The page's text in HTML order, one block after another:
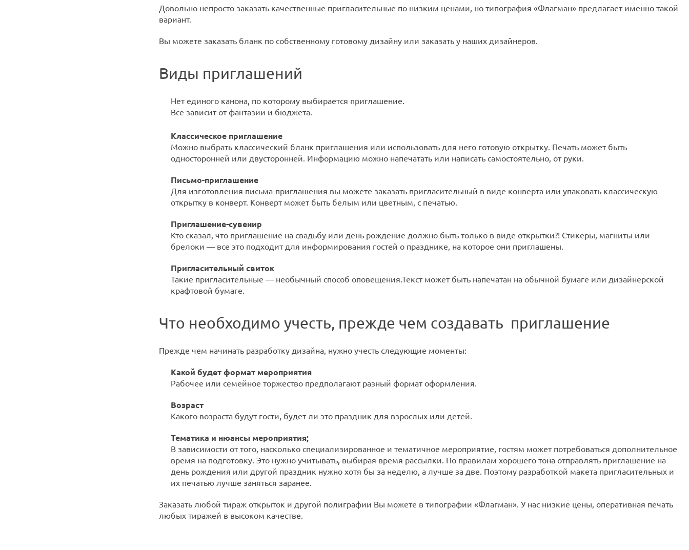
Довольно непросто заказать качественные пригласительные по низким ценами, но типография «Флагман» предлагает именно такой
вариант.
Вы можете заказать бланк по собственному готовому дизайну или заказать у наших дизайнеров.
Виды приглашений
Нет единого канона, по которому выбирается приглашение.
Все зависит от фантазии и бюджета.
Классическое приглашение
Можно выбрать классический бланк приглашения или использовать для него готовую открытку. Печать может быть
односторонней или двусторонней. Информацию можно напечатать или написать самостоятельно, от руки.
Письмо-приглашение
Для изготовления письма-приглашения вы можете заказать пригласительный в виде конверта или упаковать классическую
открытку в конверт. Конверт может быть белым или цветным, с печатью.
Приглашение-сувенир
Кто сказал, что приглашение на свадьбу или день рождение должно быть только в виде открытки?! Стикеры, магниты или
брелоки — все это подходит для информирования гостей о празднике, на которое они приглашены.
Пригласительный свиток
Такие пригласительные — необычный способ оповещения.Текст может быть напечатан на обычной бумаге или дизайнерской
крафтовой бумаге.
Что необходимо учесть, прежде чем создавать приглашение
Прежде чем начинать разработку дизайна, нужно учесть следующие моменты:
Какой будет формат мероприятия
Рабочее или семейное торжество предполагают разный формат оформления.
Возраст
Какого возраста будут гости, будет ли это праздник для взрослых или детей.
Тематика и нюансы мероприятия;
В зависимости от того, насколько специализированное и тематичное мероприятие, гостям может потребоваться дополнительное
время на подготовку. Это нужно учитывать, выбирая время рассылки. По правилам хорошего тона отправлять приглашение на
день рождения или другой праздник нужно хотя бы за неделю, а лучше за две. Поэтому разработкой макета пригласительных и
их печатью лучше заняться заранее.
Заказать любой тираж открыток и другой полиграфии Вы можете в типографии «Флагман». У нас низкие цены, оперативная печать
любых тиражей в высоком качестве.